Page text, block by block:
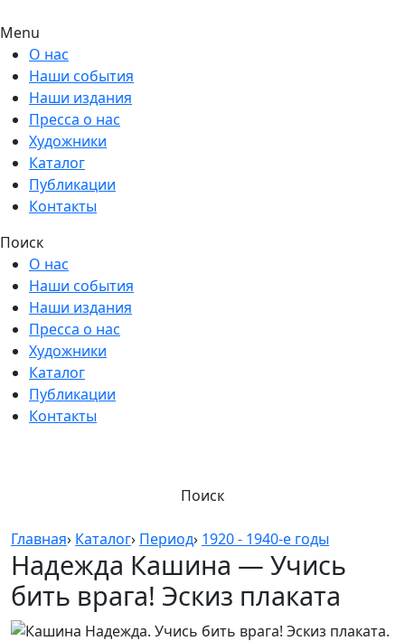
Menu
О нас
Наши события
Наши издания
Пресса о нас
Художники
Каталог
Публикации
Контакты
Поиск
О нас
Наши события
Наши издания
Пресса о нас
Художники
Каталог
Публикации
Контакты
Поиск
Главная› Каталог› Период› 1920 - 1940-е годы
Надежда Кашина — Учись
бить врага! Эскиз плаката